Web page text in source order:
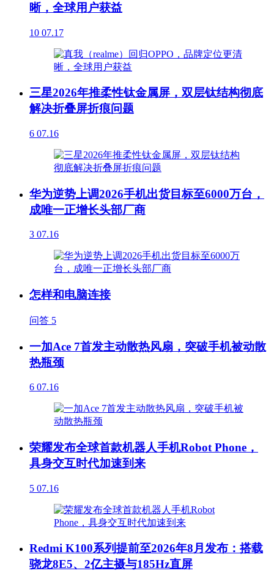
晰，全球用户获益
10 07.17
三星2026年推柔性钛金属屏，双层钛结构彻底
解决折叠屏折痕问题
6 07.16
华为逆势上调2026手机出货目标至6000万台，
成唯一正增长头部厂商
3 07.16
怎样和电脑连接
问答 5
一加Ace 7首发主动散热风扇，突破手机被动散
热瓶颈
6 07.16
荣耀发布全球首款机器人手机Robot Phone，
具身交互时代加速到来
5 07.16
Redmi K100系列提前至2026年8月发布：搭载
骁龙8E5、2亿主摄与185Hz直屏